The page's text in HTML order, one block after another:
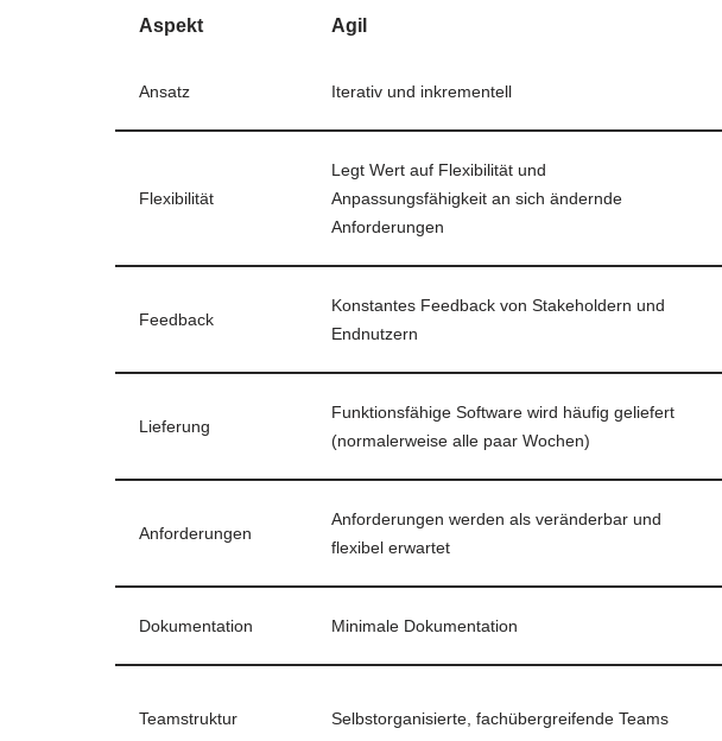
Aspekt Agil
Ansatz Iterativ und inkrementell
Flexibilität
Legt Wert auf Flexibilität und
Anpassungsfähigkeit an sich ändernde
Anforderungen
Feedback
Konstantes Feedback von Stakeholdern und
Endnutzern
Lieferung
Funktionsfähige Software wird häufig geliefert
(normalerweise alle paar Wochen)
Anforderungen
Anforderungen werden als veränderbar und
flexibel erwartet
Dokumentation Minimale Dokumentation
Teamstruktur Selbstorganisierte, fachübergreifende Teams